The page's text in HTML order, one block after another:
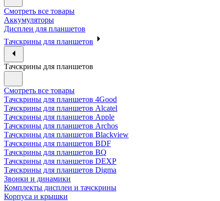
Смотреть все товары
Аккумуляторы
Дисплеи для планшетов
Тачскрины для планшетов
Тачскрины для планшетов
Смотреть все товары
Тачскрины для планшетов 4Good
Тачскрины для планшетов Alcatel
Тачскрины для планшетов Apple
Тачскрины для планшетов Archos
Тачскрины для планшетов Blackview
Тачскрины для планшетов BDF
Тачскрины для планшетов BQ
Тачскрины для планшетов DEXP
Тачскрины для планшетов Digma
Звонки и динамики
Комплекты дисплеи и тачскрины
Корпуса и крышки